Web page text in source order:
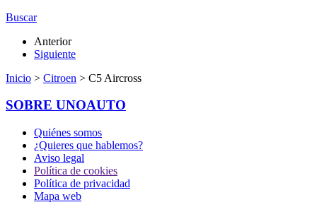
Buscar
Anterior
Siguiente
Inicio > Citroen > C5 Aircross
SOBRE UNOAUTO
Quiénes somos
¿Quieres que hablemos?
Aviso legal
Política de cookies
Política de privacidad
Mapa web